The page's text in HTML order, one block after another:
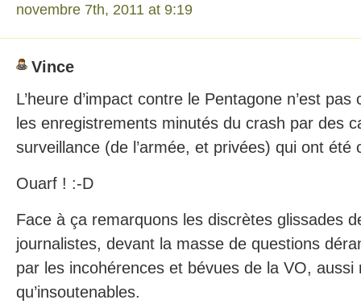
novembre 7th, 2011 at 9:19
Vince
L’heure d’impact contre le Pentagone n’est
les enregistrements minutés du crash par des
surveillance (de l’armée, et privées) qui ont été
Ouarf ! :-D
Face à ça remarquons les discrètes glissades
journalistes, devant la masse de questions
par les incohérences et bévues de la VO, aussi
qu’insoutenables.